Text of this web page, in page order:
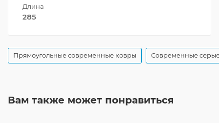
Длина
285
Прямоугольные современные ковры Современные
Вам также может понравиться